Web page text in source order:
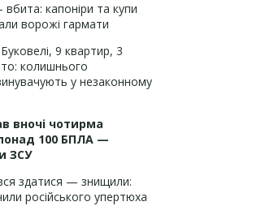
капоніри та купи
ворожі гармати
9 квартир, 3
колишнього
у незаконному
вночі чотирма
100 БПЛА —
ЗСУ
здатися — знищили:
російського упертюха